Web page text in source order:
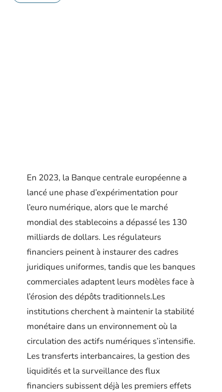
En 2023, la Banque centrale européenne a
lancé une phase d’expérimentation pour
l’euro numérique, alors que le marché
mondial des stablecoins a dépassé les 130
milliards de dollars. Les régulateurs
financiers peinent à instaurer des cadres
juridiques uniformes, tandis que les banques
commerciales adaptent leurs modèles face à
l’érosion des dépôts traditionnels.Les
institutions cherchent à maintenir la stabilité
monétaire dans un environnement où la
circulation des actifs numériques s’intensifie.
Les transferts interbancaires, la gestion des
liquidités et la surveillance des flux
financiers subissent déjà les premiers effets